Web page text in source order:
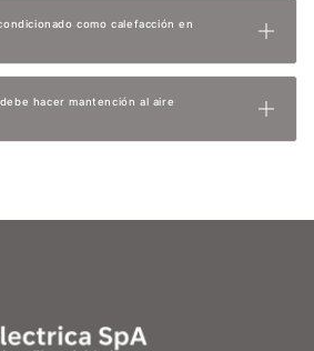
como calefacción en
hacer mantención al aire